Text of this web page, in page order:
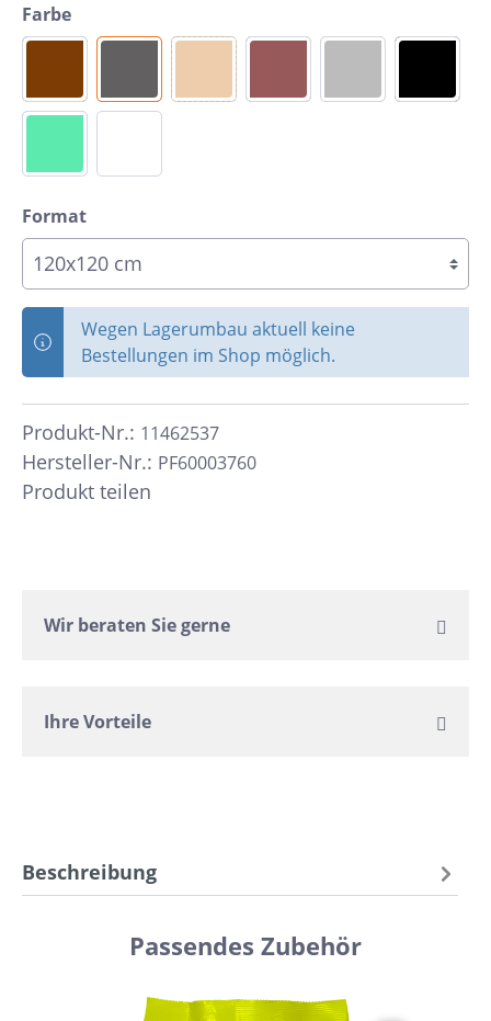
Farbe
Format
Wegen Lagerumbau aktuell keine
Bestellungen im Shop möglich.
Hersteller-Nr.: PF60003760
Produkt-Nr.: 11462537
Produkt teilen
Wir beraten Sie gerne
Ihre Vorteile
Beschreibung
Passendes Zubehör